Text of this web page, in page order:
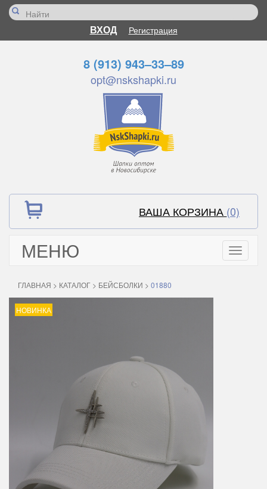
ВХОД Регистрация
8 (913) 943–33–89
opt@nskshapki.ru
ВАША КОРЗИНА (0)
МЕНЮ
Toggle
ГЛАВНАЯ > КАТАЛОГ > БЕЙСБОЛКИ > 01880
НОВИНКА